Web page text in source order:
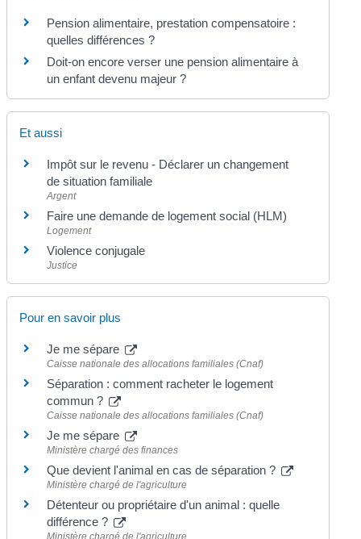
Pension alimentaire, prestation compensatoire :
quelles différences ?
Doit-on encore verser une pension alimentaire à
un enfant devenu majeur ?
Et aussi
Impôt sur le revenu - Déclarer un changement
de situation familiale
Argent
Faire une demande de logement social (HLM)
Logement
Violence conjugale
Justice
Pour en savoir plus
Je me sépare
Caisse nationale des allocations familiales (Cnaf)
Séparation : comment racheter le logement
commun ?
Caisse nationale des allocations familiales (Cnaf)
Je me sépare
Ministère chargé des finances
Que devient l'animal en cas de séparation ?
Ministère chargé de l'agriculture
Détenteur ou propriétaire d'un animal : quelle
différence ?